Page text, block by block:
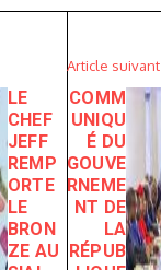
LE
CHEF
JEFF
REMP
ORTE
LE
BRON
ZE AU
Article suivant
COMM
UNIQU
É DU
GOUVE
RNEME
NT DE
LA
RÉPUB